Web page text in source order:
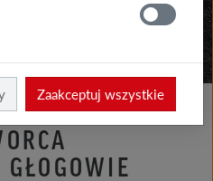
GŁOGOWIE
Zaakceptuj wszystkie